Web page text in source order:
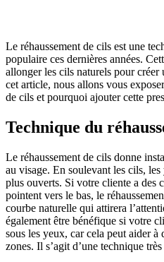
Le réhaussement de cils est une
populaire ces dernières années.
allonger les cils naturels pour
cet article, nous allons vous
de cils et pourquoi ajouter cette
Technique du
Le réhaussement de cils donne
au visage. En soulevant les cils,
plus ouverts. Si votre cliente a des
pointent vers le bas, le
courbe naturelle qui attirera
également être bénéfique si votre
sous les yeux, car cela peut aider à
zones. Il s’agit d’une technique